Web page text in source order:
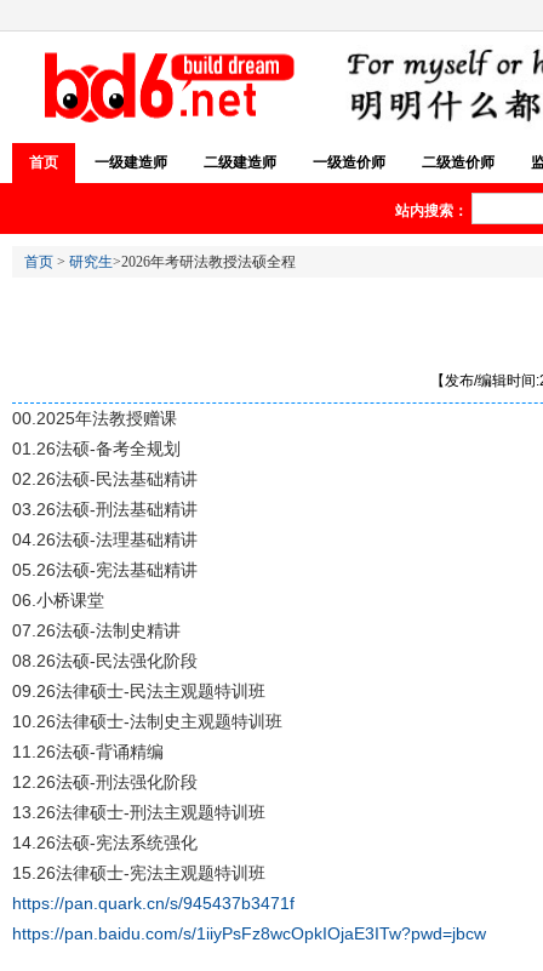
首页 一级建造师 二级建造师 一级造价师 二级造价师
站内搜索：
首页 > 研究生>2026年考研法教授法硕全程
【发布/编辑时
00.2025年法教授赠课
01.26法硕-备考全规划
02.26法硕-民法基础精讲
03.26法硕-刑法基础精讲
04.26法硕-法理基础精讲
05.26法硕-宪法基础精讲
06.小桥课堂
07.26法硕-法制史精讲
08.26法硕-民法强化阶段
09.26法律硕士-民法主观题特训班
10.26法律硕士-法制史主观题特训班
11.26法硕-背诵精编
12.26法硕-刑法强化阶段
13.26法律硕士-刑法主观题特训班
14.26法硕-宪法系统强化
15.26法律硕士-宪法主观题特训班
https://pan.quark.cn/s/945437b3471f
https://pan.baidu.com/s/1iiyPsFz8wcOpkIOjaE3ITw?pwd=jbcw